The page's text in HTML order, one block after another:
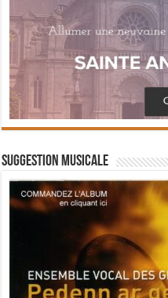
Suggestion musicale